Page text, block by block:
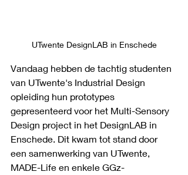
UTwente DesignLAB in Enschede
Vandaag hebben de tachtig studenten
van UTwente's Industrial Design
opleiding hun prototypes
gepresenteerd voor het Multi-Sensory
Design project in het DesignLAB in
Enschede. Dit kwam tot stand door
een samenwerking van UTwente,
MADE-Life en enkele GGz-